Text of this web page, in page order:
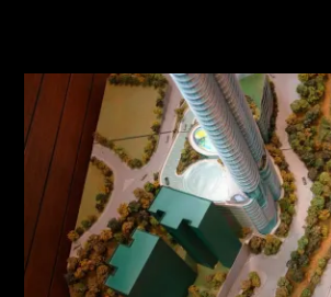
M+藏品
进一步筛选